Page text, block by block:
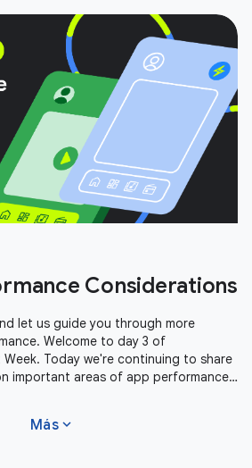
Considerations
let us guide you through more
Welcome to day 3 of
Today we're continuing to share
important areas of app performance.
Más expand_more